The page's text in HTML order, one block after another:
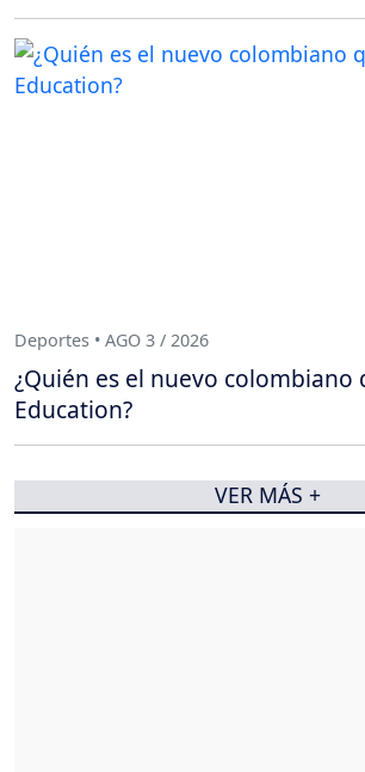
Deportes • AGO 3 / 2026
¿Quién es el nuevo colombiano
Education?
VER MÁS +